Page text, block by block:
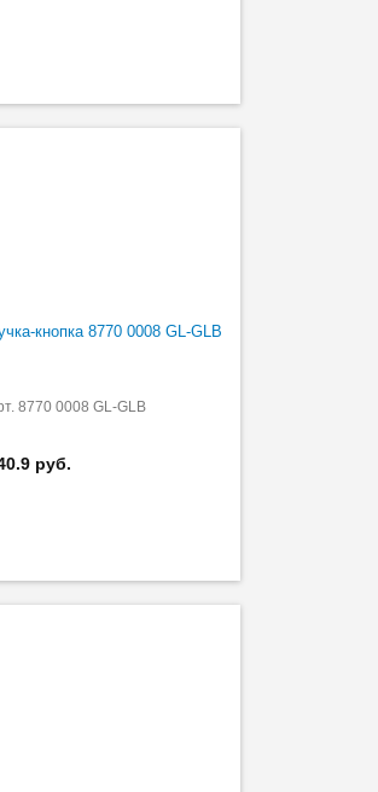
кнопка 8770 0008 GL-GLB
8770 0008 GL-GLB
руб.